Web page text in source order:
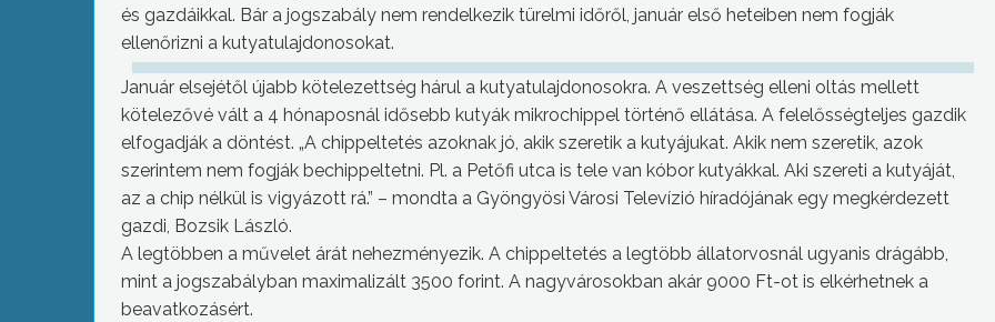
és gazdáikkal. Bár a jogszabály nem rendelkezik türelmi időről, január első heteiben nem fogják
ellenőrizni a kutyatulajdonosokat.
Január elsejétől újabb kötelezettség hárul a kutyatulajdonosokra. A veszettség elleni oltás mellett
kötelezővé vált a 4 hónaposnál idősebb kutyák mikrochippel történő ellátása. A felelősségteljes gazdik
elfogadják a döntést. „A chippeltetés azoknak jó, akik szeretik a kutyájukat. Akik nem szeretik, azok
szerintem nem fogják bechippeltetni. Pl. a Petőfi utca is tele van kóbor kutyákkal. Aki szereti a kutyáját,
az a chip nélkül is vigyázott rá.” – mondta a Gyöngyösi Városi Televízió híradójának egy megkérdezett
gazdi, Bozsik László.
A legtöbben a művelet árát nehezményezik. A chippeltetés a legtöbb állatorvosnál ugyanis drágább,
mint a jogszabályban maximalizált 3500 forint. A nagyvárosokban akár 9000 Ft-ot is elkérhetnek a
beavatkozásért.